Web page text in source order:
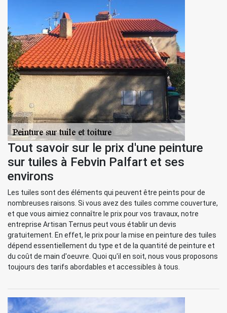
Tout savoir sur le prix d'une peinture
sur tuiles à Febvin Palfart et ses
environs
Les tuiles sont des éléments qui peuvent être peints pour de
nombreuses raisons. Si vous avez des tuiles comme couverture,
et que vous aimiez connaître le prix pour vos travaux, notre
entreprise Artisan Ternus peut vous établir un devis
gratuitement. En effet, le prix pour la mise en peinture des tuiles
dépend essentiellement du type et de la quantité de peinture et
du coût de main d'oeuvre. Quoi qu'il en soit, nous vous proposons
toujours des tarifs abordables et accessibles à tous.